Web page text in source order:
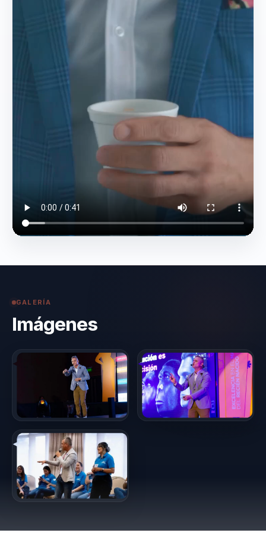
GALERÍA
Imágenes